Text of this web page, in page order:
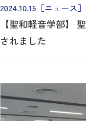
2024.10.15 ［ニュース］
【聖和軽音学部】
されました